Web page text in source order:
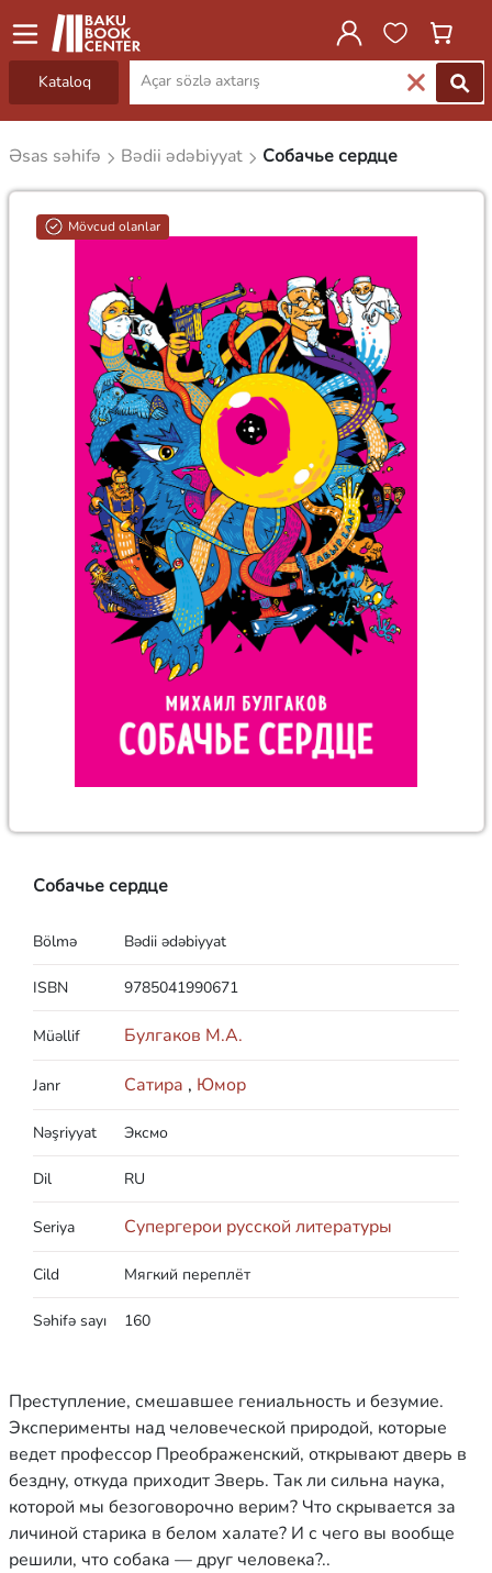
Kataloq
Əsas səhifə Bədii ədəbiyyat Собачье сердце
Mövcud olanlar
Собачье сердце
Bölmə Bədii ədəbiyyat
ISBN 9785041990671
Müəllif Булгаков М.А.
Janr Сатира , Юмор
Nəşriyyat Эксмо
Dil RU
Seriya Супергерои русской литературы
Cild Мягкий переплёт
Səhifə sayı 160
Преступление, смешавшее гениальность и безумие.
Эксперименты над человеческой природой, которые
ведет профессор Преображенский, открывают дверь в
бездну, откуда приходит Зверь. Так ли сильна наука,
которой мы безоговорочно верим? Что скрывается за
личиной старика в белом халате? И с чего вы вообще
решили, что собака — друг человека?..